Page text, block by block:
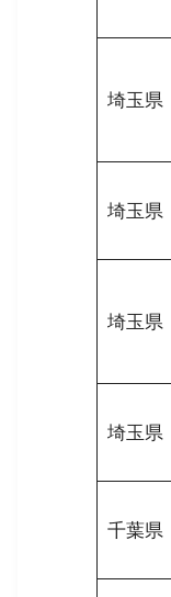
埼玉県
埼玉県
埼玉県
埼玉県
千葉県